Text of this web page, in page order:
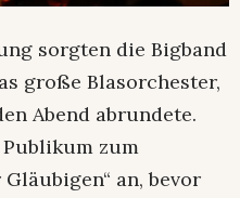
sorgten die Bigband
große Blasorchester,
Abend abrundete.
zum
an, bevor